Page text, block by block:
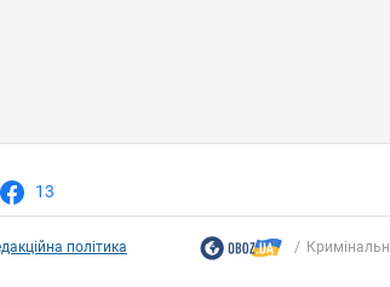
13
політика